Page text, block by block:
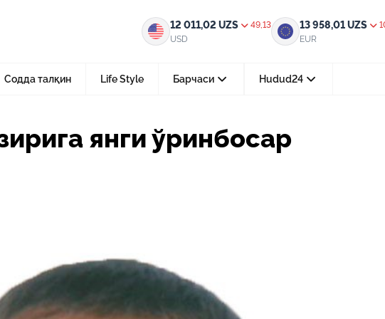
12 011,02 UZS
49,13
USD
13 958,01UZS
EUR
Содда талқин Life Style Барчаси Hudud24
05-август 2026, 04:36
янги ўринбосар тайинланди
янги ўринбосар